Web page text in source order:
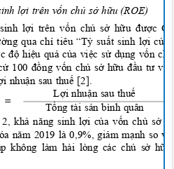
lợi trên vốn chủ sở hữu (ROE)
lợi trên vốn chủ sở hữu được
qua chỉ tiêu “Tỷ suất sinh lợi
độ hiệu quả của việc sử dụng vốn
100 đồng vốn chủ sở hữu đầu tư
nhuận sau thuế [2].
Lợi nhuận sau thuế
Tổng tài sản bình quân
=
2, khả năng sinh lợi của vốn chủ sở
năm 2019 là 0, 9%, giảm mạnh so
không làm hài lòng các chủ sở